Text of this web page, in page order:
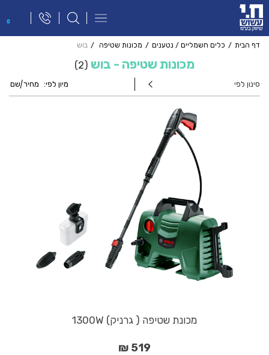
0
פתח
ניווט
דף הבית כלים חשמליים / נטענים מכונות שטיפה בוש
מכונות שטיפה - בוש 2
מיון לפי: מחיר|שם סינון לפי
מכונת שטיפה ( גרניק) 1300W
519 ₪